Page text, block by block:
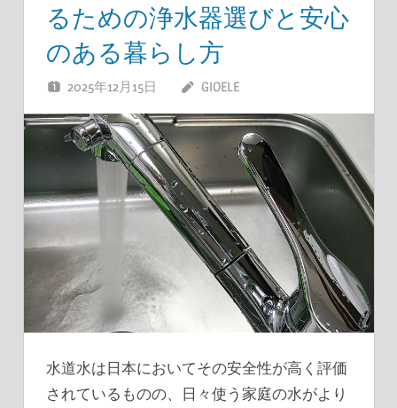
るための浄水器選びと安心
のある暮らし方
2025年12月15日 GIOELE
水道水は日本においてその安全性が高く評価
されているものの、日々使う家庭の水がより